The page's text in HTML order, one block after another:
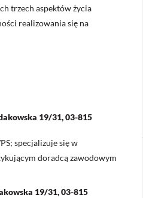
trzech aspektów życia
realizowania się na
19/31, 03-815
specjalizuje się w
doradcą zawodowym
19/31, 03-815